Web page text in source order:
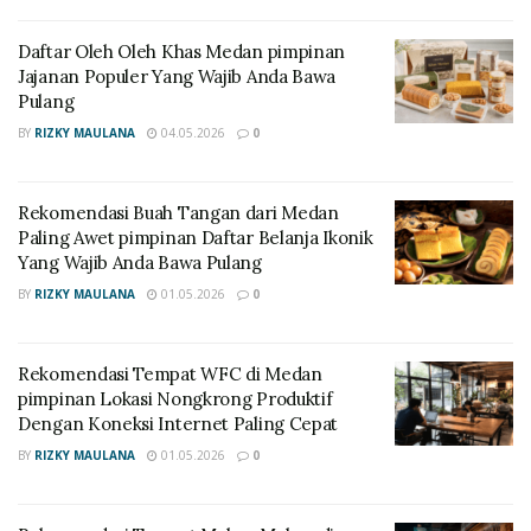
Niaga Digital Medan 2026 dan Kebangkitan UMKM
Lokal
Daftar Oleh Oleh Khas Medan pimpinan Jajanan
Populer Yang Wajib Anda Bawa Pulang
Baca Juga:Resep Bubur Ayam Rice Cooker Lembut:
Menu Hangat Perut Pasca-MudikBaca Juga:Tips
Mencuci Kulkas Pasca-Mudik: Hilangkan Bau dan
Teknik Menumis Kangkung Agar
Tetap Hijau dan Tidak Layu
Anda harus menumis bumbu iris dan terasi hingga
Daftar Oleh Oleh Khas Medan pimpinan
Jajanan Populer Yang Wajib Anda Bawa
Pulang
BY RIZKY MAULANA 04.05.2026 0
Rekomendasi Buah Tangan dari Medan
Paling Awet pimpinan Daftar Belanja Ikonik
Yang Wajib Anda Bawa Pulang
BY RIZKY MAULANA 01.05.2026 0
Rekomendasi Tempat WFC di Medan
pimpinan Lokasi Nongkrong Produktif
Dengan Koneksi Internet Paling Cepat
BY RIZKY MAULANA 01.05.2026 0